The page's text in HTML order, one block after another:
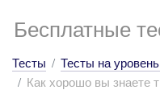
Бесплатные
Тесты
Тесты на
Как хорошо вы знаете